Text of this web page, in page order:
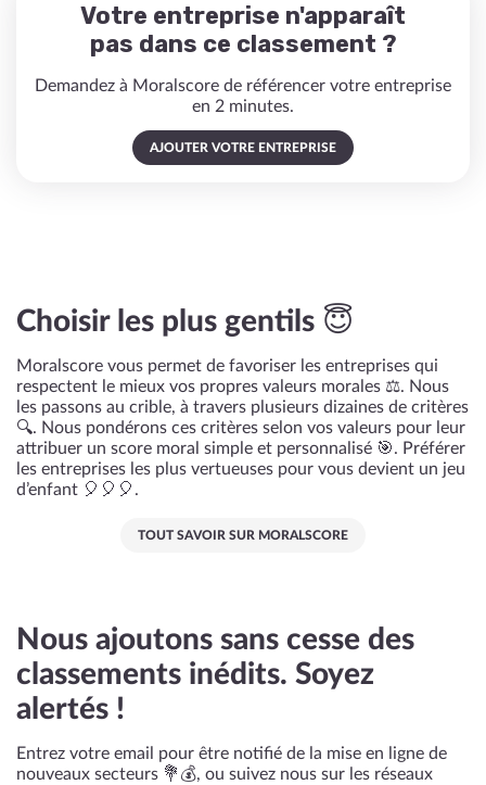
Votre entreprise n'apparaît
pas dans ce classement ?
Demandez à Moralscore de référencer votre entreprise
en 2 minutes.
AJOUTER VOTRE ENTREPRISE
Choisir les plus gentils 😇
Moralscore vous permet de favoriser les entreprises qui
respectent le mieux vos propres valeurs morales ⚖️. Nous
les passons au crible, à travers plusieurs dizaines de critères
🔍. Nous pondérons ces critères selon vos valeurs pour leur
attribuer un score moral simple et personnalisé 🎯. Préférer
les entreprises les plus vertueuses pour vous devient un jeu
d’enfant 🎈🎈🎈.
TOUT SAVOIR SUR MORALSCORE
Nous ajoutons sans cesse des
classements inédits. Soyez
alertés !
Entrez votre email pour être notifié de la mise en ligne de
nouveaux secteurs 💐💰, ou suivez nous sur les réseaux